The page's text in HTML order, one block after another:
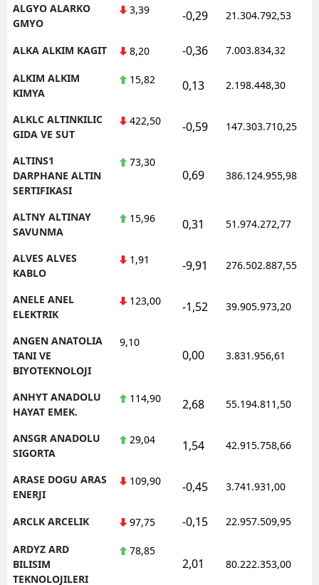
ALGYO ALARKO
GMYO
3,39 -0,29 21.304.792,53
ALKA ALKIM KAGIT 8,20 -0,36 7.003.834,32
ALKIM ALKIM
KIMYA
15,82 0,13 2.198.448,30
ALKLC ALTINKILIC
GIDA VE SUT
422,50 -0,59 147.303.710,25
ALTINS1
DARPHANE ALTIN
SERTIFIKASI
73,30
0,69 386.124.955,98
ALTNY ALTINAY
SAVUNMA
15,96 0,31 51.974.272,77
ALVES ALVES
KABLO
1,91 -9,91 276.502.887,55
ANELE ANEL
ELEKTRIK
123,00 -1,52 39.905.973,20
ANGEN ANATOLIA
TANI VE
BIYOTEKNOLOJI
9,10
0,00 3.831.956,61
ANHYT ANADOLU
HAYAT EMEK.
114,90 2,68 55.194.811,50
ANSGR ANADOLU
SIGORTA
29,04 1,54 42.915.758,66
ARASE DOGU ARAS
ENERJI
109,90 -0,45 3.741.931,00
ARCLK ARCELIK 97,75 -0,15 22.957.509,95
ARDYZ ARD
BILISIM
TEKNOLOJILERI
78,85
2,01 80.222.353,00